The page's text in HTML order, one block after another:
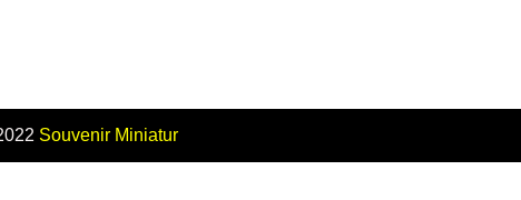
Souvenir Miniatur